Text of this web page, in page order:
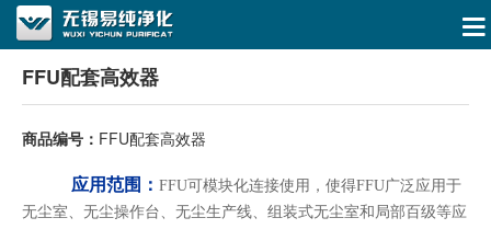
FFU配套高效器
商品编号： FFU配套高效器
应用范围： FFU可模块化连接使用，使得FFU广泛应用于
无尘室、无尘操作台、无尘生产线、组装式无尘室和局部百级等应